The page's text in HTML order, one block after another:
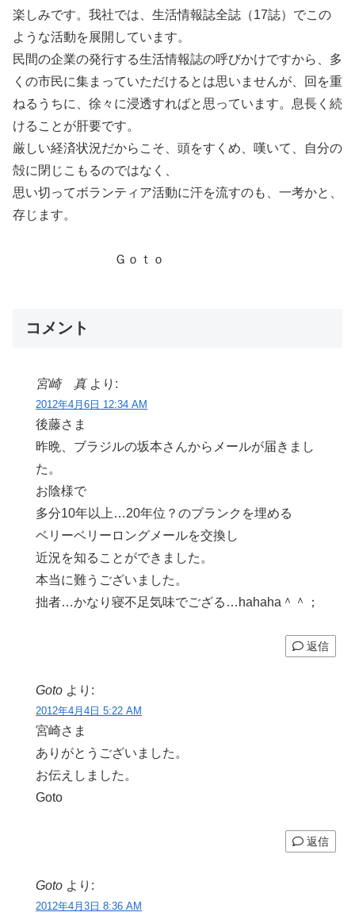
楽しみです。我社では、生活情報誌全誌（17誌）でこの
ような活動を展開しています。
民間の企業の発行する生活情報誌の呼びかけですから、多
くの市民に集まっていただけるとは思いませんが、回を重
ねるうちに、徐々に浸透すればと思っています。息長く続
けることが肝要です。
厳しい経済状況だからこそ、頭をすくめ、嘆いて、自分の
殻に閉じこもるのではなく、
思い切ってボランティア活動に汗を流すのも、一考かと、
存じます。
Ｇｏｔｏ
コメント
宮崎 真 より:
2012年4月6日 12:34 AM
後藤さま
昨晩、ブラジルの坂本さんからメールが届きまし
た。
お陰様で
多分10年以上…20年位？のブランクを埋める
ベリーベリーロングメールを交換し
近況を知ることができました。
本当に難うございました。
拙者…かなり寝不足気味でござる…hahaha＾＾；
返信
Goto より:
2012年4月4日 5:22 AM
宮崎さま
ありがとうございました。
お伝えしました。
Goto
返信
Goto より:
2012年4月3日 8:36 AM